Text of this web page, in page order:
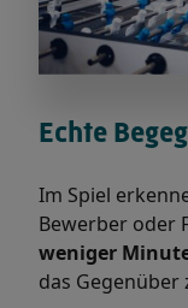
Echte
Im Spiel
Bewerber oder
weniger
das Gegenüber